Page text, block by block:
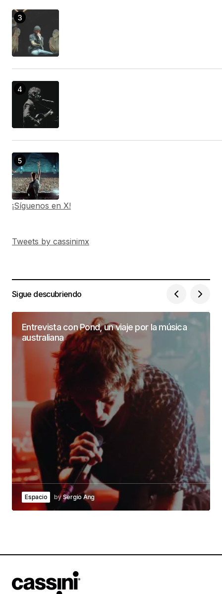
¡Síguenos en X!
Tweets by cassinimx
Sigue descubriendo
Entrevista con Pond, un viaje por la música
australiana
Espacio by Sergio Ang